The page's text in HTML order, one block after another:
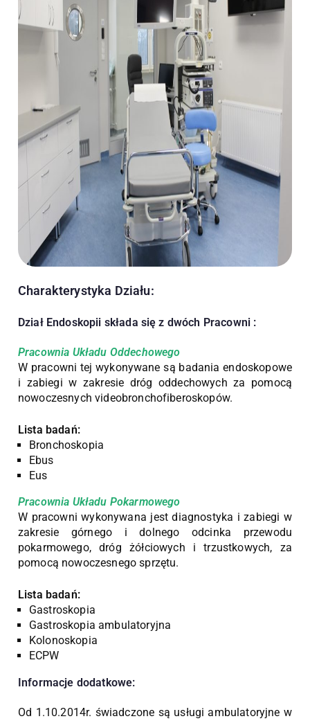
Charakterystyka Działu:
Dział Endoskopii składa się z dwóch Pracowni :
Pracownia Układu Oddechowego
W pracowni tej wykonywane są badania endoskopowe
i zabiegi w zakresie dróg oddechowych za pomocą
nowoczesnych videobronchofiberoskopów.
Lista badań:
Bronchoskopia
Ebus
Eus
Pracownia Układu Pokarmowego
W pracowni wykonywana jest diagnostyka i zabiegi w
zakresie górnego i dolnego odcinka przewodu
pokarmowego, dróg żółciowych i trzustkowych, za
pomocą nowoczesnego sprzętu.
Lista badań:
Gastroskopia
Gastroskopia ambulatoryjna
Kolonoskopia
ECPW
Informacje dodatkowe:
Od 1.10.2014r. świadczone są usługi ambulatoryjne w